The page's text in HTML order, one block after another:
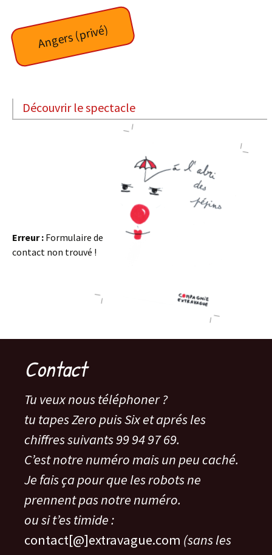
Angers (privé)
Découvrir le spectacle
Erreur : Formulaire de
contact non trouvé !
Contact
Tu veux nous téléphoner ?
tu tapes Zero puis Six et aprés les
chiffres suivants 99 94 97 69.
C’est notre numéro mais un peu caché.
Je fais ça pour que les robots ne
prennent pas notre numéro.
ou si t’es timide :
contact[@]extravague.com (sans les